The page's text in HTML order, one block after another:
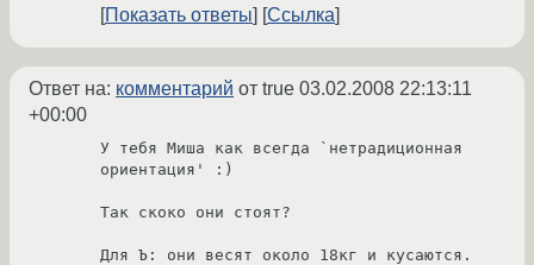
Показать ответы
Ссылка
Ответ на: комментарий от true 03.02.2008 22:13:11
+00:00
У тебя Миша как всегда `нетрадиционная
ориентация' :)
Так скоко они стоят?
Для Ъ: они весят около 18кг и кусаются.